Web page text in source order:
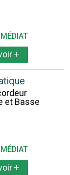
+
et Basse
+